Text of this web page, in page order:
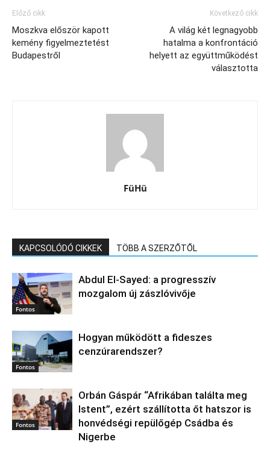
Előző cikk
Moszkva először kapott
kemény figyelmeztetést
Budapestről
Következő cikk
A világ két legnagyobb
hatalma a konfrontáció
helyett az együttműködést
választotta
FüHü
KAPCSOLÓDÓ CIKKEK TÖBB A SZERZŐTŐL
Fontos
Abdul El‑Sayed: a progresszív
mozgalom új zászlóvivője
Fontos
Hogyan működött a fideszes
cenzúrarendszer?
Fontos
Orbán Gáspár “Afrikában találta meg
Istent”, ezért szállította őt hatszor is
honvédségi repülőgép Csádba és
Nigerbe